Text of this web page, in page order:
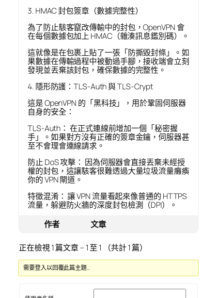
3. HMAC 封包簽章（數據完整性）
為了防止駭客竄改傳輸中的封包，OpenVPN 會
在每個數據包加上 HMAC（雜湊訊息鑑別碼）。
這就像是在包裹上貼了一張「防撕毀封條」。如
果數據在傳輸過程中被動過手腳，接收端會立刻
發現並丟棄該封包，確保數據的完整性。
4. 隱形防護：TLS-Auth 與 TLS-Crypt
這是 OpenVPN 的「黑科技」，用於鞏固伺服器
自身的安全：
TLS-Auth： 在正式連線前增加一個「秘密握
手」。如果對方沒有正確的簽章金鑰，伺服器甚
至不會理會連線請求。
防止 DoS 攻擊： 因為伺服器會直接丟棄未經授
權的封包，這讓駭客很難透過大量垃圾流量癱瘓
你的 VPN 閘道。
特徵混淆： 讓 VPN 流量看起來像普通的 HTTPS
流量，躲避防火牆的深度封包檢測（DPI）。
作者
文章
正在檢視 1 篇文章 – 1 至 1 （共計 1 篇）
需要登入以回覆此篇主題…